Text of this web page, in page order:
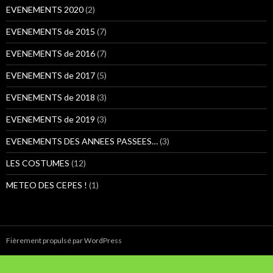
:EVENEMENTS 2020(2)
EVENEMENTS de 2015 (7)
EVENEMENTS de 2016(7)
EVENEMENTS de 2017(5)
EVENEMENTS de 2018 (3)
EVENEMENTS de 2019 (3)
EVENEMENTS DES ANNEES PASSEES…(3)
LES COSTUMES (12)
METEO DES CEPES ! (1)
Fièrement propulsé par WordPress